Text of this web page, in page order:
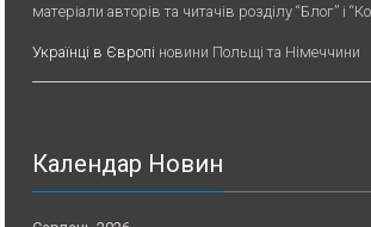
матеріали авторів та читачів розділу “Блог” і
Українці в Європі новини Польщі та Німеччини
Календар Новин